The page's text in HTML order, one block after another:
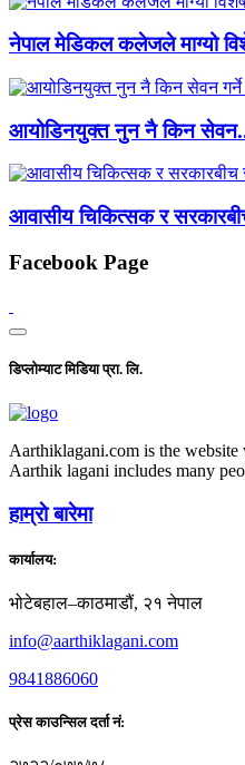
नेपाल मेडिकल कलेजले माग्यो
आयोडिनयुक्त नुन नै किन
आवासीय चिकित्सक र
Facebook Page
डिप्लोम्याट मिडिया प्रा. लि.
Aarthiklagani.com is the
Aarthik lagani includes many
हाम्राे बारेमा
कार्यालय:
भोटेबहाल–काठमाडौं, २१ नेपाल
info@aarthiklagani.com
9841886060
प्रेस काउन्सिल दर्ता नं: